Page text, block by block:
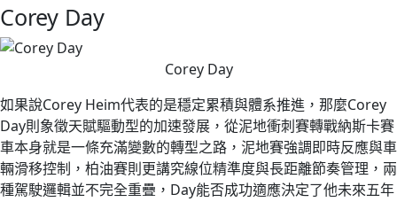
Corey Day
Corey Day
如果說Corey Heim代表的是穩定累積與體系推進，那麼Corey
Day則象徵天賦驅動型的加速發展，從泥地衝刺賽轉戰納斯卡賽
車本身就是一條充滿變數的轉型之路，泥地賽強調即時反應與車
輛滑移控制，柏油賽則更講究線位精準度與長距離節奏管理，兩
種駕駛邏輯並不完全重疊，Day能否成功適應決定了他未來五年